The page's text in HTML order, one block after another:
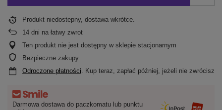
Produkt niedostepny, dostawa wkrótce
14 dni na łatwy zwrot
Ten produkt nie jest dostępny w sklepie stacjonarnym
Bezpieczne zakupy
Odroczone płatności. Kup teraz, zapłać później, jeżeli nie zwrócisz
Darmowa dostawa do paczkomatu lub punktu